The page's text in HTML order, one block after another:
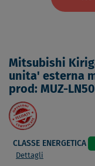
Mitsubishi
unita' esterna
prod: MUZ-
CLASSE ENERGETICA
Dettagli